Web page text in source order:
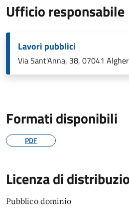
Ufficio responsabile
Lavori pubblici
Via Sant'Anna, 38, 07041
Formati disponibili
PDF
Licenza di
Pubblico dominio